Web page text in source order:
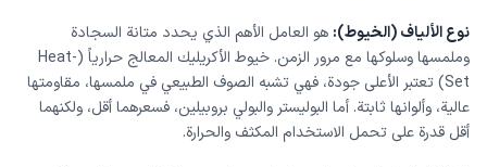
نوع الألياف (الخيوط): هو العامل الأهم الذي يحدد متانة السجادة
وملمسها وسلوكها مع مرور الزمن. خيوط الأكريليك المعالج حرارياً (Heat-
Set) تعتبر الأعلى جودة، فهي تشبه الصوف الطبيعي في ملمسها، مقاومتها
عالية، وألوانها ثابتة. أما البوليستر والبولي بروبيلين، فسعرهما أقل، ولكنهما
أقل قدرة على تحمل الاستخدام المكثف والحرارة.